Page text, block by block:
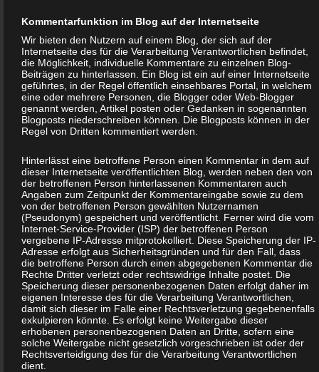
von der Internetseite und dem auf dem Computersystem des
Benutzers abgelegten Cookie übernommen wird. Ein weiteres
Beispiel ist das Cookie eines Warenkorbes im Online-Shop. Der
Online-Shop merkt sich die Artikel, die ein Kunde in den virtuellen
Warenkorb gelegt hat, über ein Cookie.
Die betroffene Person kann die Setzung von Cookies durch
Einstellung des genutzten Internetbrowsers verhindern und damit
der Setzung von Cookies dauerhaft widersprechen. Ferner können
bereits gesetzte Cookies jederzeit über einen Internetbrowser
oder andere Softwareprogramme gelöscht werden. Dies ist in
allen gängigen Internetbrowsern möglich. Deaktiviert die
betroffene Person die Setzung von Cookies in dem genutzten
Internetbrowser, sind unter Umständen nicht alle Funktionen
unserer Internetseite vollumfänglich nutzbar.
Erfassung von allgemeinen Daten und
Informationen
Kommentarfunktion im Blog auf der Internetseite
Wir bieten den Nutzern auf einem Blog, der sich auf der
Internetseite des für die Verarbeitung Verantwortlichen befindet,
die Möglichkeit, individuelle Kommentare zu einzelnen Blog-
Beiträgen zu hinterlassen. Ein Blog ist ein auf einer Internetseite
geführtes, in der Regel öffentlich einsehbares Portal, in welchem
eine oder mehrere Personen, die Blogger oder Web-Blogger
genannt werden, Artikel posten oder Gedanken in sogenannten
Blogposts niederschreiben können. Die Blogposts können in der
Regel von Dritten kommentiert werden.
Hinterlässt eine betroffene Person einen Kommentar in dem auf
dieser Internetseite veröffentlichten Blog, werden neben den von
der betroffenen Person hinterlassenen Kommentaren auch
Angaben zum Zeitpunkt der Kommentareingabe sowie zu dem
von der betroffenen Person gewählten Nutzernamen
(Pseudonym) gespeichert und veröffentlicht. Ferner wird die vom
Internet-Service-Provider (ISP) der betroffenen Person
vergebene IP-Adresse mitprotokolliert. Diese Speicherung der IP-
Adresse erfolgt aus Sicherheitsgründen und für den Fall, dass
die betroffene Person durch einen abgegebenen Kommentar die
Rechte Dritter verletzt oder rechtswidrige Inhalte postet. Die
Speicherung dieser personenbezogenen Daten erfolgt daher im
eigenen Interesse des für die Verarbeitung Verantwortlichen,
damit sich dieser im Falle einer Rechtsverletzung gegebenenfalls
exkulpieren könnte. Es erfolgt keine Weitergabe dieser
erhobenen personenbezogenen Daten an Dritte, sofern eine
solche Weitergabe nicht gesetzlich vorgeschrieben ist oder der
Rechtsverteidigung des für die Verarbeitung Verantwortlichen
dient.